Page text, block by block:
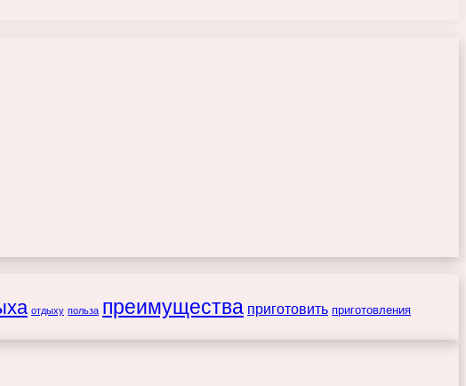
отдыху польза преимущества приготовить приготовления